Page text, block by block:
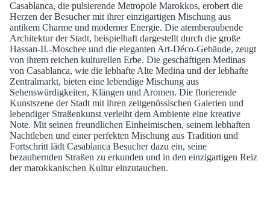
Casablanca, die pulsierende Metropole Marokkos, erobert die
Herzen der Besucher mit ihrer einzigartigen Mischung aus
antikem Charme und moderner Energie. Die atemberaubende
Architektur der Stadt, beispielhaft dargestellt durch die große
Hassan-II.-Moschee und die eleganten Art-Déco-Gebäude, zeugt
von ihrem reichen kulturellen Erbe. Die geschäftigen Medinas
von Casablanca, wie die lebhafte Alte Medina und der lebhafte
Zentralmarkt, bieten eine lebendige Mischung aus
Sehenswürdigkeiten, Klängen und Aromen. Die florierende
Kunstszene der Stadt mit ihren zeitgenössischen Galerien und
lebendiger Straßenkunst verleiht dem Ambiente eine kreative
Note. Mit seinen freundlichen Einheimischen, seinem lebhaften
Nachtleben und einer perfekten Mischung aus Tradition und
Fortschritt lädt Casablanca Besucher dazu ein, seine
bezaubernden Straßen zu erkunden und in den einzigartigen Reiz
der marokkanischen Kultur einzutauchen.